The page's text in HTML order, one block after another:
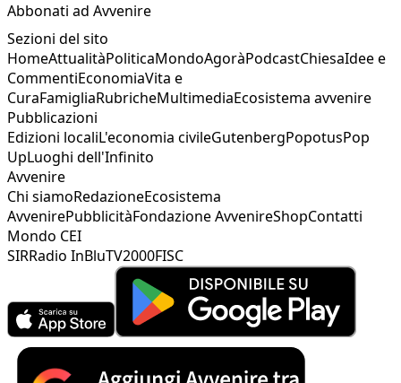
Abbonati ad Avvenire
Sezioni del sito
HomeAttualitàPoliticaMondoAgoràPodcastChiesaIdee e
CommentiEconomiaVita e
CuraFamigliaRubricheMultimediaEcosistema avvenire
Pubblicazioni
Edizioni localiL'economia civileGutenbergPopotusPop
UpLuoghi dell'Infinito
Avvenire
Chi siamoRedazioneEcosistema
AvvenirePubblicitàFondazione AvvenireShopContatti
Mondo CEI
SIRRadio InBluTV2000FISC